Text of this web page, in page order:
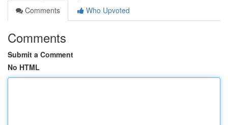
Comments
Who Upvoted
Comments
Submit a Comment
No HTML